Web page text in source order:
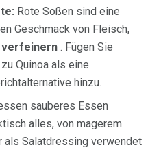
Rote Soßen sind eine
Geschmack von Fleisch,
verfeinern . Fügen Sie
Quinoa als eine
hinzu.
sauberes Essen
alles, von magerem
als Salatdressing verwendet